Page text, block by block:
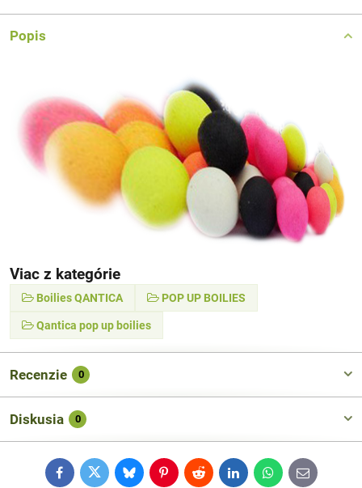
Popis
Viac z kategórie
Boilies QANTICA POP UP BOILIES
Qantica pop up boilies
Recenzie 0
Diskusia 0
FacebookTwitterBlueskyPinterestRedditLinkedInWhatsApp
E-